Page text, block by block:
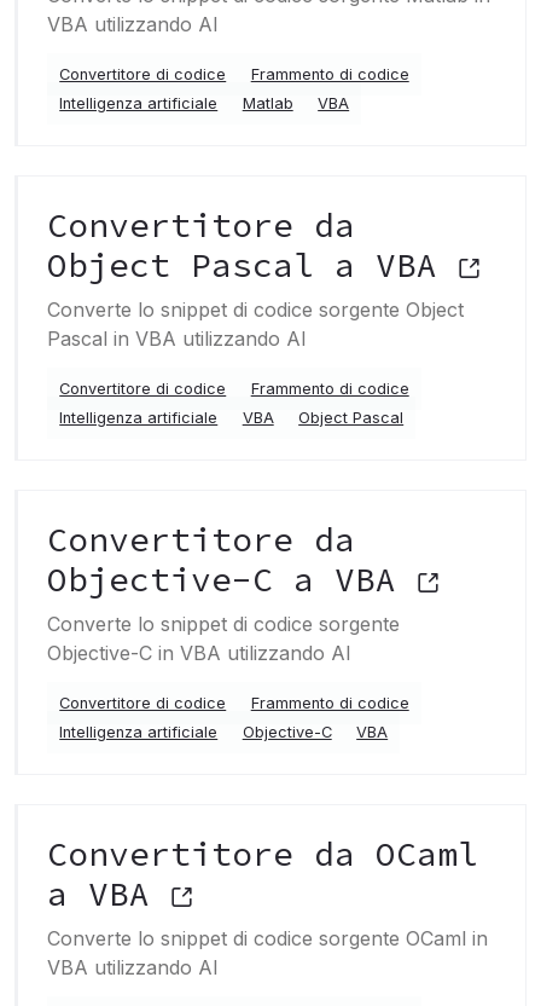
VBA utilizzando AI
Convertitore di codice
Frammento di codice
Intelligenza artificiale
Matlab VBA
Convertitore da
Object Pascal a VBA
Converte lo snippet di codice sorgente Object
Pascal in VBA utilizzando AI
Convertitore di codice
Frammento di codice
Intelligenza artificiale
VBA Object Pascal
Convertitore da
Objective-C a VBA
Converte lo snippet di codice sorgente
Objective-C in VBA utilizzando AI
Convertitore di codice
Frammento di codice
Intelligenza artificiale
Objective-C VBA
Convertitore da OCaml
a VBA
Converte lo snippet di codice sorgente OCaml in
VBA utilizzando AI